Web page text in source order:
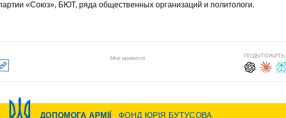
«Союз», БЮТ, ряда общественных организаций и политологи.
Мне нравится ПОДЫТОЖИТЬ: